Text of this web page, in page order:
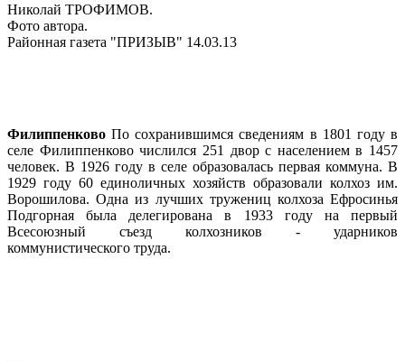
Николай ТРОФИМОВ.
Фото автора.
Районная газета "ПРИЗЫВ" 14.03.13
Филиппенково По сохранившимся сведениям в 1801 году в
селе Филиппенково числился 251 двор с населением в 1457
человек. В 1926 году в селе образовалась первая коммуна. В
1929 году 60 единоличных хозяйств образовали колхоз им.
Ворошилова. Одна из лучших тружениц колхоза Ефросинья
Подгорная была делегирована в 1933 году на первый
Всесоюзный съезд колхозников - ударников
коммунистического труда.